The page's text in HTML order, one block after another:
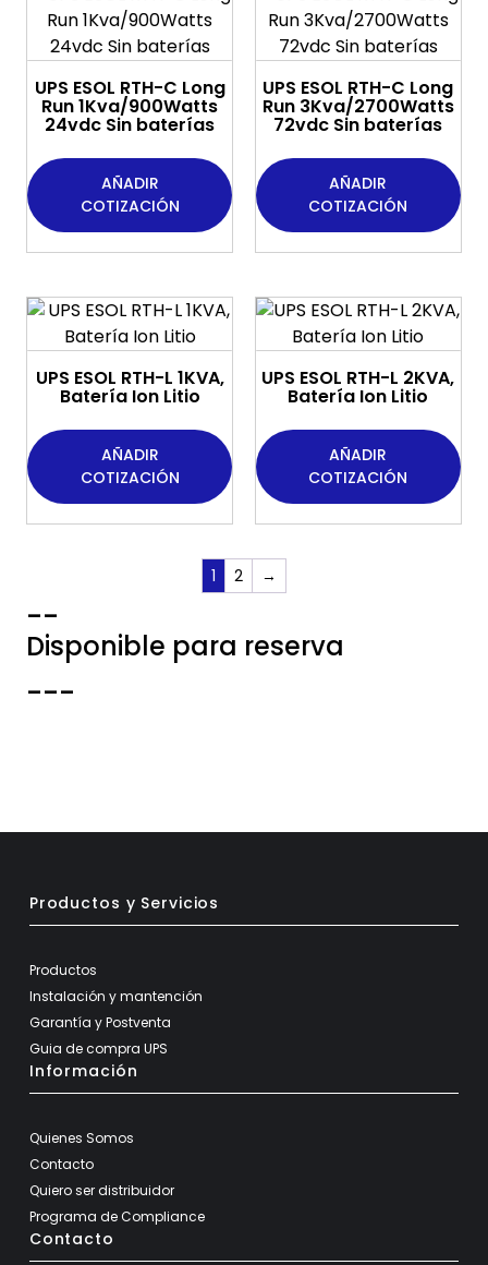
UPS ESOL RTH-C Long
Run 1Kva/900Watts
24vdc Sin baterías
AÑADIR
COTIZACIÓN
UPS ESOL RTH-C Long
Run 3Kva/2700Watts
72vdc Sin baterías
AÑADIR
COTIZACIÓN
UPS ESOL RTH-L 1KVA,
Batería Ion Litio
AÑADIR
COTIZACIÓN
UPS ESOL RTH-L 2KVA,
Batería Ion Litio
AÑADIR
COTIZACIÓN
1 2 →
--
Disponible para reserva
---
Productos y Servicios
Productos
Instalación y mantención
Garantía y Postventa
Guia de compra UPS
Información
Quienes Somos
Contacto
Quiero ser distribuidor
Programa de Compliance
Contacto